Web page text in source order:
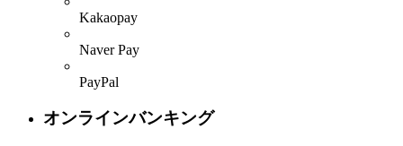
Kakaopay
Naver Pay
PayPal
オンラインバンキング